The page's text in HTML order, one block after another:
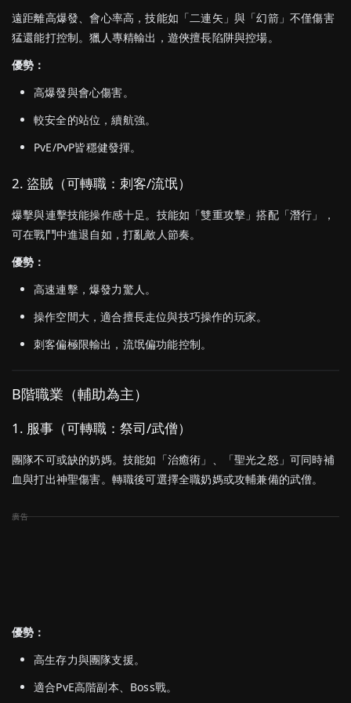
遠距離高爆發、會心率高，技能如「二連矢」與「幻箭」不僅傷害
猛還能打控制。獵人專精輸出， 遊俠擅長陷阱與控場。
優勢：
高爆發與會心傷害。
較安全的站位，續航強。
PvE/PvP皆穩健發揮。
2. 盜賊（可轉職： 刺客/流氓）
爆擊與連擊技能操作感十足。 技能如「雙重攻擊」搭配「潛行」，
可在戰鬥中進退自如，打亂敵人節奏。
優勢：
高速連擊，爆發力驚人。
操作空間大，適合擅長走位與技巧操作的玩家。
刺客偏極限輸出， 流氓偏功能控制。
B階職業（輔助為主）
1. 服事（可轉職： 祭司/武僧）
團隊不可或缺的奶媽。技能如「治癒術」、「聖光之怒」可同時補
血與打出神聖傷害。 轉職後可選擇全職奶媽或攻輔兼備的武僧。
優勢：
高生存力與團隊支援。
適合PvE高階副本、 Boss戰。